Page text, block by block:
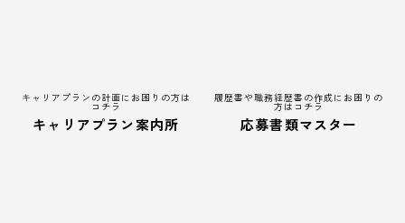
キャリアプランの計画にお困りの方は
コチラ
キャリアプラン案内所
履歴書や職務経歴書の作成にお困りの
方はコチラ
応募書類マスター